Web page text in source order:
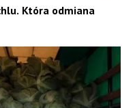
Która odmiana